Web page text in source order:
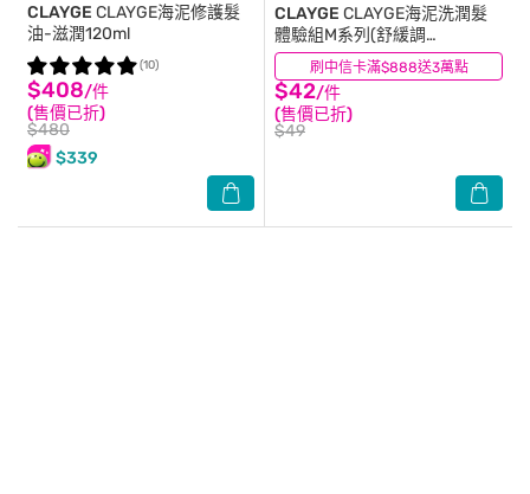
CLAYGE CLAYGE海泥修護髮
油-滋潤120ml
$408/件
(售價已折)
$480
$339
(10) 刷中信卡滿$888送3萬點
CLAYGE CLAYGE海泥洗潤髮
體驗組M系列(舒緩調
理)10+10ml
$42/件
(售價已折)
$49
(3)